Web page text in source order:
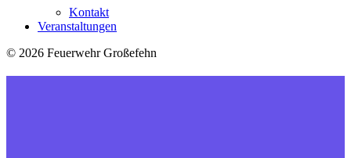
Kontakt
Veranstaltungen
© 2026 Feuerwehr Großefehn